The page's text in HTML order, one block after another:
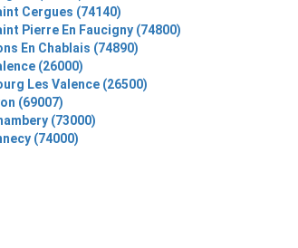
Cergues (74140)
Pierre En Faucigny (74800)
En Chablais (74890)
(26000)
Les Valence (26500)
(69007)
(73000)
(74000)